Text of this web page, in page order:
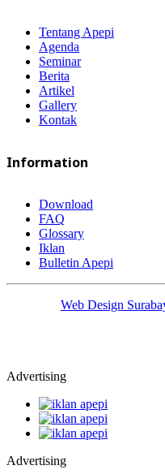
Tentang Apepi
Agenda
Seminar
Berita
Artikel
Gallery
Kontak
Information
Download
FAQ
Glossary
Iklan
Bulletin Apepi
Web Design
Advertising
Advertising